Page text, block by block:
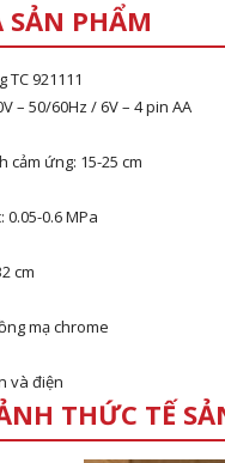
SẢN PHẨM
TC 921111
– 50/60Hz / 6V – 4 pin AA
cảm ứng: 15-25 cm
0.6 MPa
cm
mạ chrome
và điện
THỨC TẾ